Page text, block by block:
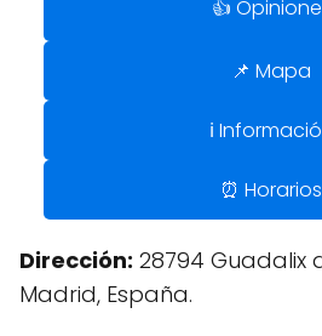
👍
📌 Mapa
ℹ️
⏰ Horarios
Dirección: 28794 Guadalix
Madrid, España.